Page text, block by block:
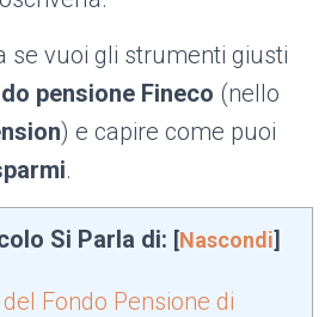
se vuoi gli strumenti giusti
pensione Fineco (nello
) e capire come puoi
.
Si Parla di: [Nascondi]
Fondo Pensione di